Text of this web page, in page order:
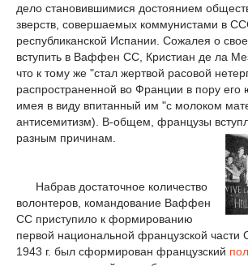
дело становившимися достоянием
зверств, совершаемых коммунистами в
республиканской Испании. Сожалея о
вступить в Ваффен СС, Кристиан де ла
что к тому же "стал жертвой расовой
распространенной во Франции в пору его
имея в виду впитанный им "с молоком
антисемитизм). В-общем, французы
разным причинам.
Набрав достаточное количество
волонтеров, командование Ваффен
СС приступило к формированию
первой национальной французской части
1943 г. был сформирован французский